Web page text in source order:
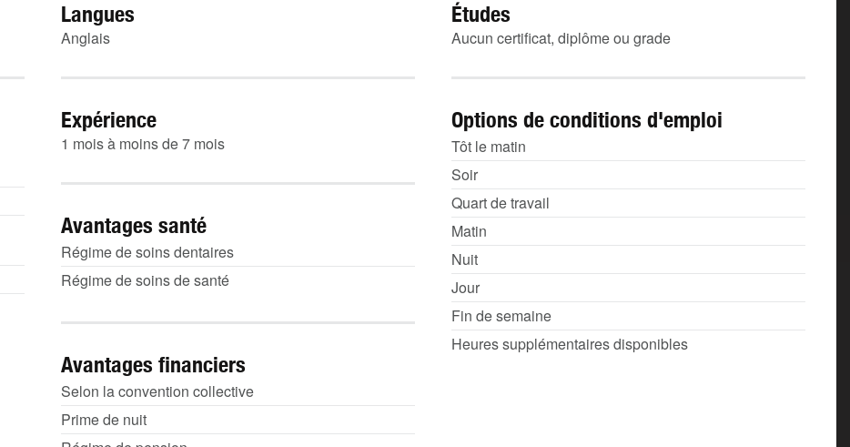
Langues
Anglais
Études
Aucun certificat, diplôme ou grade
Expérience
1 mois à moins de 7 mois
Options de conditions d'emploi
Tôt le matin
Soir
Quart de travail
Matin
Nuit
Jour
Fin de semaine
Heures supplémentaires disponibles
Avantages santé
Régime de soins dentaires
Régime de soins de santé
Avantages financiers
Selon la convention collective
Prime de nuit